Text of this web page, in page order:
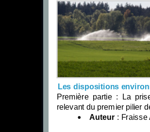
Les dispositions
Première partie : La
relevant du premier pilier
Auteur : Fraisse